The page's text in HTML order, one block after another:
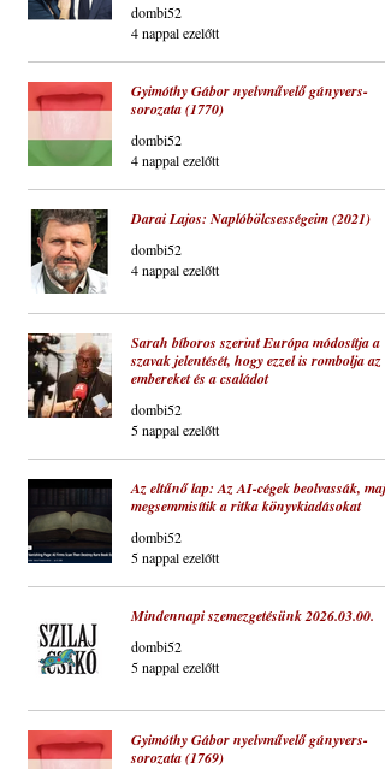
dombi52
4 nappal ezelőtt
Gyimóthy Gábor nyelvművelő gúnyvers-
sorozata (1770)
dombi52
4 nappal ezelőtt
Darai Lajos: Naplóbölcsességeim (2021)
dombi52
4 nappal ezelőtt
Sarah bíboros szerint Európa módosítja a
szavak jelentését, hogy ezzel is rombolja az
embereket és a családot
dombi52
5 nappal ezelőtt
Az eltűnő lap: Az AI-cégek beolvassák, majd
megsemmisítik a ritka könyvkiadásokat
dombi52
5 nappal ezelőtt
Mindennapi szemezgetésünk 2026.03.00.
dombi52
5 nappal ezelőtt
Gyimóthy Gábor nyelvművelő gúnyvers-
sorozata (1769)